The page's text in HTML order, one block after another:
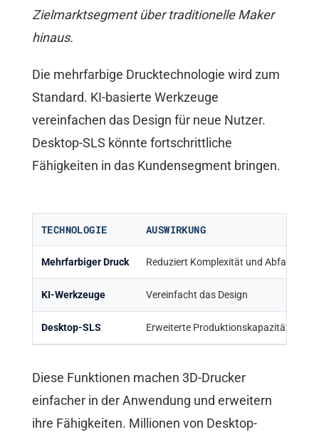
Zielmarktsegment über traditionelle Maker
hinaus.
Die mehrfarbige Drucktechnologie wird zum
Standard. KI-basierte Werkzeuge
vereinfachen das Design für neue Nutzer.
Desktop-SLS könnte fortschrittliche
Fähigkeiten in das Kundensegment bringen.
TECHNOLOGIE AUSWIRKUNG
Mehrfarbiger Druck Reduziert Komplexität und Abfall
KI-Werkzeuge Vereinfacht das Design
Desktop-SLS Erweiterte Produktionskapazitäten
Diese Funktionen machen 3D-Drucker
einfacher in der Anwendung und erweitern
ihre Fähigkeiten. Millionen von Desktop-